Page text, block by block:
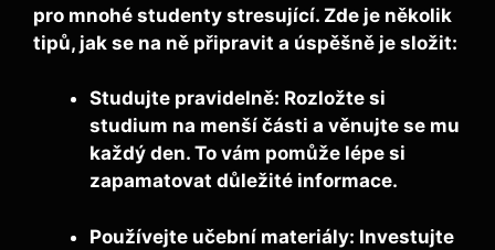
pro mnohé studenty stresující. Zde je několik
tipů, jak se na ně připravit a úspěšně je složit:
Studujte pravidelně: Rozložte si
studium na menší části a věnujte se mu
každý den. To vám pomůže lépe si
zapamatovat důležité informace.
Používejte učební materiály: Investujte